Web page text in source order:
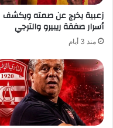
زعبية يخرج عن صمته ويكشف
أسرار صفقة ريبيرو والترجي
منذ 3 أيام